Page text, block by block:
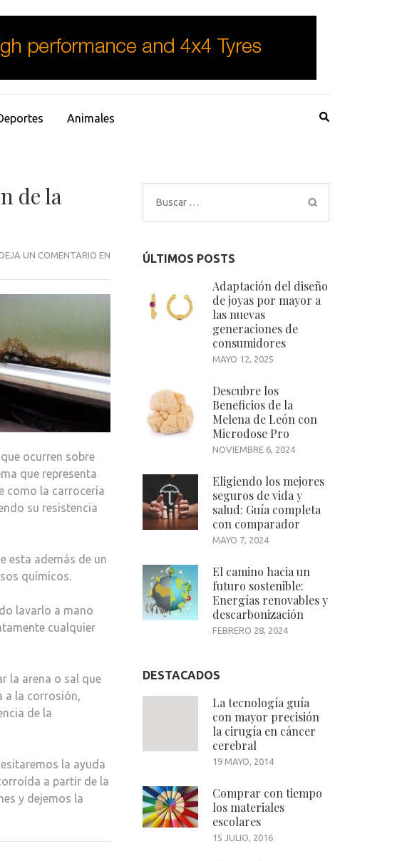
Animales
de la
UN COMENTARIO ENELEVADOR
CONSEJOS
CORROSIÓN
DE
LA
CARROCERÍA
ocurren sobre
que representa
como la carrocería
su resistencia
esta además de un
químicos.
lavarlo a mano
cualquier
la arena o sal que
a la corrosión,
de la
la ayuda
a partir de la
y dejemos la
Buscar:
ÚLTIMOS POSTS
Adaptación del diseño
de joyas por mayor a
las nuevas
generaciones de
consumidores
MAYO 12, 2025
Descubre los
Beneficios de la
Melena de León con
Microdose Pro
NOVIEMBRE 6, 2024
Eligiendo los mejores
seguros de vida y
salud: Guía completa
con comparador
MAYO 7, 2024
El camino hacia un
futuro sostenible:
Energías renovables y
descarbonización
FEBRERO 28, 2024
DESTACADOS
La tecnología guía
con mayor precisión
la cirugía en cáncer
cerebral
19 MAYO, 2014
Comprar con tiempo
los materiales
escolares
15 JULIO, 2016